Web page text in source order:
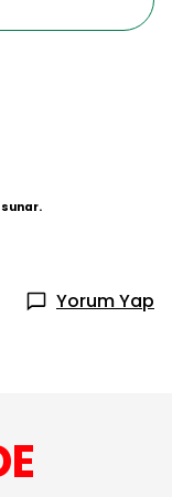
Yorum Yap